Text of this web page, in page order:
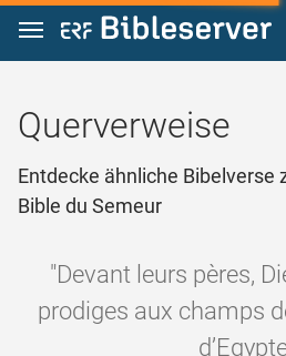
Zum Inhalt springen
Querverweise
Entdecke ähnliche Bibelverse
Bible du Semeur
"Devant leurs pères,
prodiges aux champs